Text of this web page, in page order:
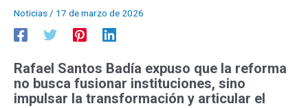
Noticias / 17 de marzo de 2026
Rafael Santos Badía expuso que la reforma
no busca fusionar instituciones, sino
impulsar la transformación y articular el